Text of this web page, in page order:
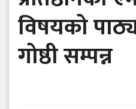
विषयको
गोष्ठी सम्पन्न